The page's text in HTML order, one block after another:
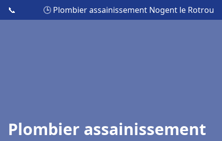
📞 🕒 Plombier assainissement Nogent le Rotrou
Plombier assainissement